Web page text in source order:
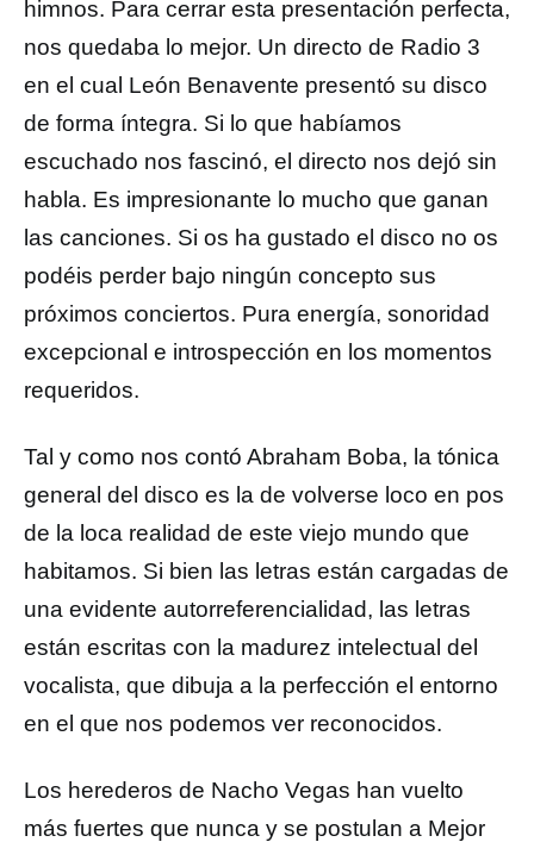
himnos. Para cerrar esta presentación perfecta,
nos quedaba lo mejor. Un directo de Radio 3
en el cual León Benavente presentó su disco
de forma íntegra. Si lo que habíamos
escuchado nos fascinó, el directo nos dejó sin
habla. Es impresionante lo mucho que ganan
las canciones. Si os ha gustado el disco no os
podéis perder bajo ningún concepto sus
próximos conciertos. Pura energía, sonoridad
excepcional e introspección en los momentos
requeridos.
Tal y como nos contó Abraham Boba, la tónica
general del disco es la de volverse loco en pos
de la loca realidad de este viejo mundo que
habitamos. Si bien las letras están cargadas de
una evidente autorreferencialidad, las letras
están escritas con la madurez intelectual del
vocalista, que dibuja a la perfección el entorno
en el que nos podemos ver reconocidos.
Los herederos de Nacho Vegas han vuelto
más fuertes que nunca y se postulan a Mejor